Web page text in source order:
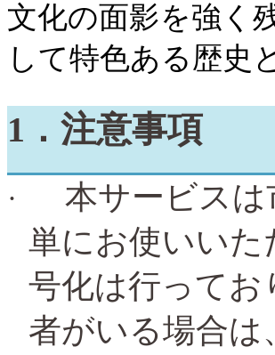
文化の面影を強く
して特色ある歴史
1 ．注意事項
·
本サービス
単にお使いい
号化は行ってお
者がいる場合